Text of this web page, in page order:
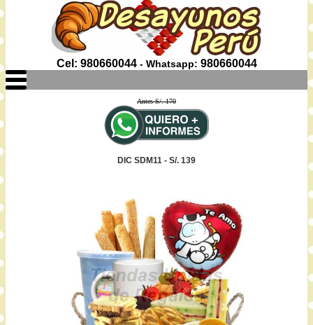
Cel: 980660044- Whatsapp: 980660044
Antes S/. 170
DIC SDM11 - S/. 139